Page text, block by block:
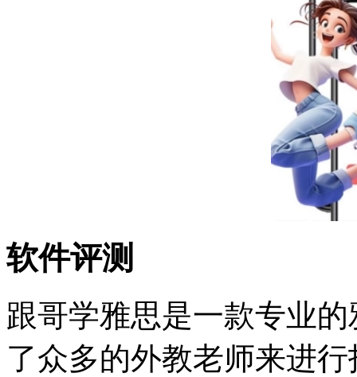
软件评测
跟哥学雅思是一款专业
了众多的外教老师来进